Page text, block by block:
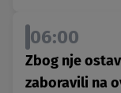
06:00
Zbog nje
zaboravili na